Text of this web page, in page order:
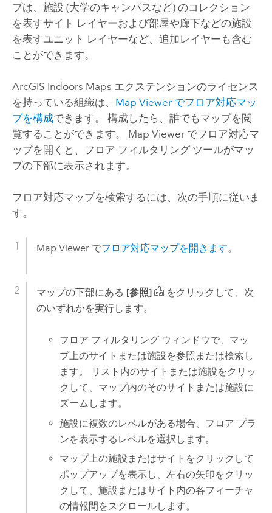
プは、施設 (大学のキャンパスなど) のコレクション
を表すサイト レイヤーおよび部屋や廊下などの施設
を表すユニット レイヤーなど、追加レイヤーも含む
ことができます。
ArcGIS Indoors Maps エクステンションのライセンス
を持っている組織は、 Map Viewerでフロア対応マッ
プを構成できます。 構成したら、誰でもマップを閲
覧することができます。 Map Viewerでフロア対応マ
ップを開くと、フロア フィルタリング ツールがマッ
プの下部に表示されます。
フロア対応マップを検索するには、次の手順に従いま
す。
Map Viewerでフロア対応マップを開きます。
マップの下部にある [参照]
をクリックして、次
のいずれかを実行します。
フロア フィルタリング ウィンドウで、マッ
プ上のサイトまたは施設を参照または検索し
ます。 リスト内のサイトまたは施設をクリッ
クして、マップ内のそのサイトまたは施設に
ズームします。
施設に複数のレベルがある場合、フロア プラ
ンを表示するレベルを選択します。
マップ上の施設またはサイトをクリックして
ポップアップを表示し、左右の矢印をクリッ
クして、施設またはサイト内の各フィーチャ
の情報間をスクロールします。